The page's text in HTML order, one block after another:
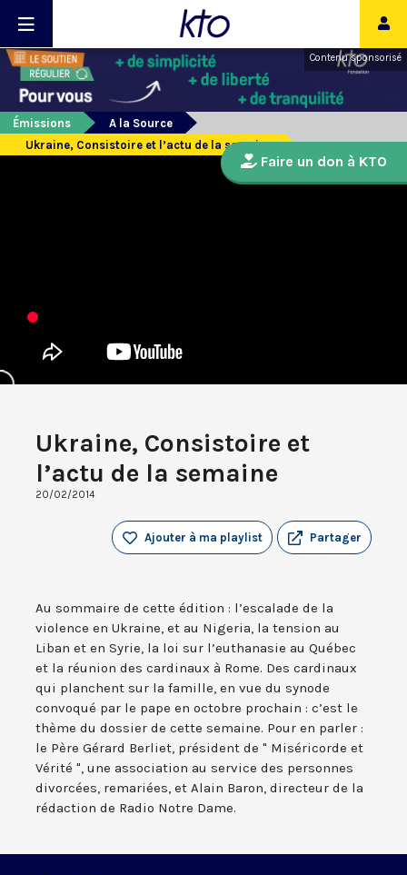
Contenu sponsorisé
Émissions
A la Source
Ukraine, Consistoire et l’actu de la semaine
Ukraine, Consistoire et
l’actu de la semaine
20/02/2014
Partager
Ajouter à ma playlist
Au sommaire de cette édition : l’escalade de la
violence en Ukraine, et au Nigeria, la tension au
Liban et en Syrie, la loi sur l’euthanasie au Québec
et la réunion des cardinaux à Rome. Des cardinaux
qui planchent sur la famille, en vue du synode
convoqué par le pape en octobre prochain : c’est le
thème du dossier de cette semaine. Pour en parler :
le Père Gérard Berliet, président de " Miséricorde et
Vérité ", une association au service des personnes
divorcées, remariées, et Alain Baron, directeur de la
rédaction de Radio Notre Dame.
Faire un don à KTO